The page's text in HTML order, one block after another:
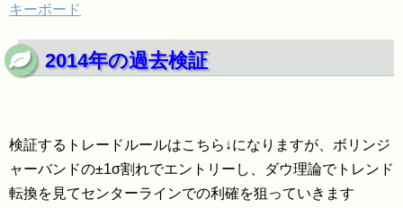
キーボード
2014年の過去検証
検証するトレードルールはこちら↓になりますが、ボリンジ
ャーバンドの±1σ割れでエントリーし、ダウ理論でトレンド
転換を見てセンターラインでの利確を狙っていきます